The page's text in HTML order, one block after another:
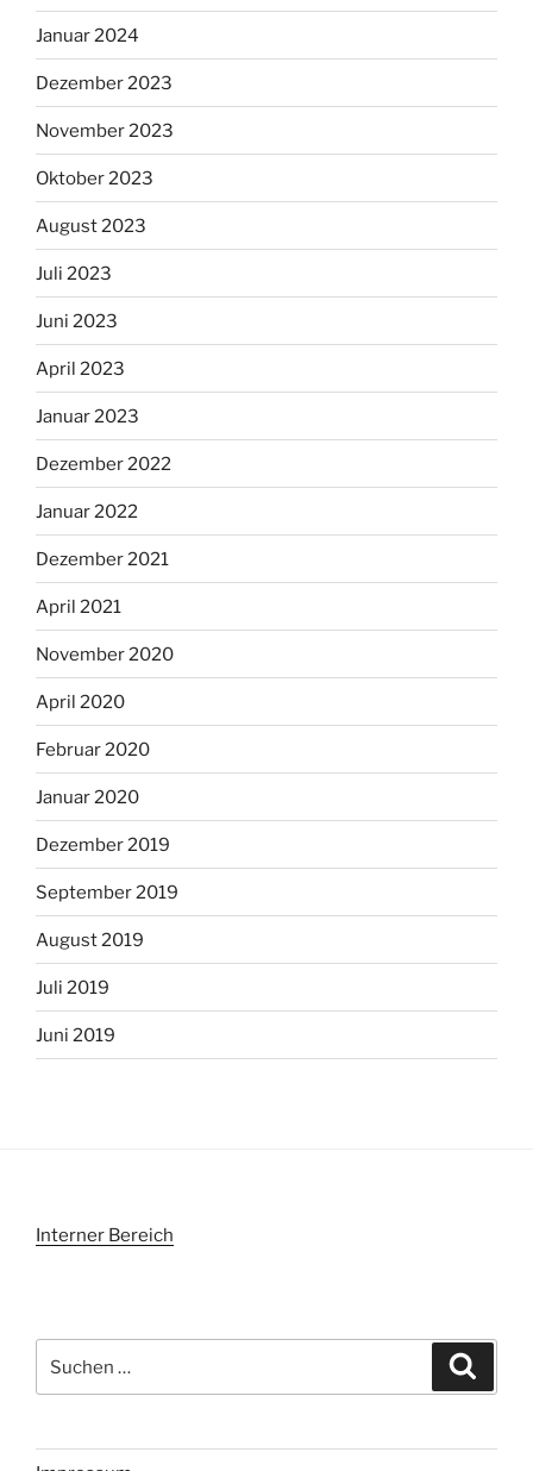
Januar 2024
Dezember 2023
November 2023
Oktober 2023
August 2023
Juli 2023
Juni 2023
April 2023
Januar 2023
Dezember 2022
Januar 2022
Dezember 2021
April 2021
November 2020
April 2020
Februar 2020
Januar 2020
Dezember 2019
September 2019
August 2019
Juli 2019
Juni 2019
Interner Bereich
nach: